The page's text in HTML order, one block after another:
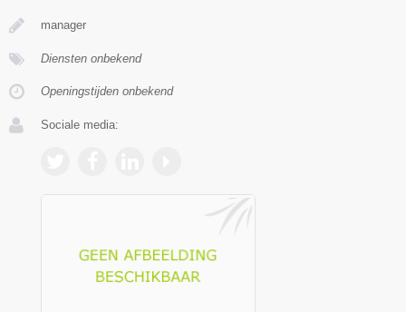
manager
Diensten onbekend
Openingstijden onbekend
Sociale media: